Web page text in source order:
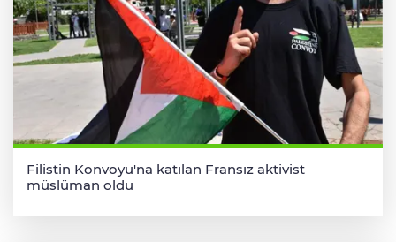
Filistin Konvoyu'na katılan Fransız aktivist
müslüman oldu